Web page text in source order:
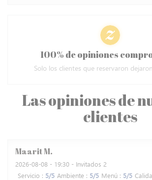
Las opiniones de
clientes
MaaritM
2026-08-08 - 19:30 - Invitados 2
Servicio : 5/5 Ambiente : 5/5 Menú : 5/5
100% de opiniones
Solo los clientes que reservaron